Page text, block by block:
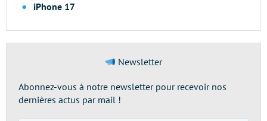
iPhone 17
Newsletter
Abonnez-vous à notre newsletter pour recevoir nos
dernières actus par mail !